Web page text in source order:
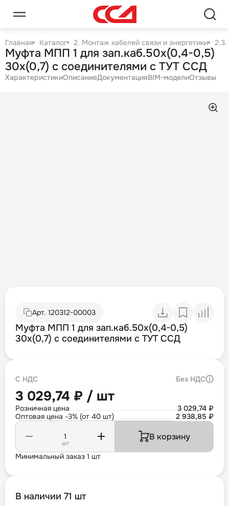
Главная Каталог 2. Монтаж кабелей связи и энергетики 2.3.
Муфта МПП 1 для зап.каб.50х(0,4-0,5)
30х(0,7) с соединителями с ТУТ ССД
ХарактеристикиОписаниеДокументацияBIM-моделиОтзывы
Арт. 120312-00003
Муфта МПП 1 для зап.каб.50х(0,4-0,5)
30х(0,7) с соединителями с ТУТ ССД
С НДС Без НДС
3 029,74 ₽ / шт
Розничная цена
3 029,74 ₽
Оптовая цена -3% (от 40 шт)
2 938,85 ₽
шт
В корзину
Минимальный заказ 1 шт
В наличии 71 шт